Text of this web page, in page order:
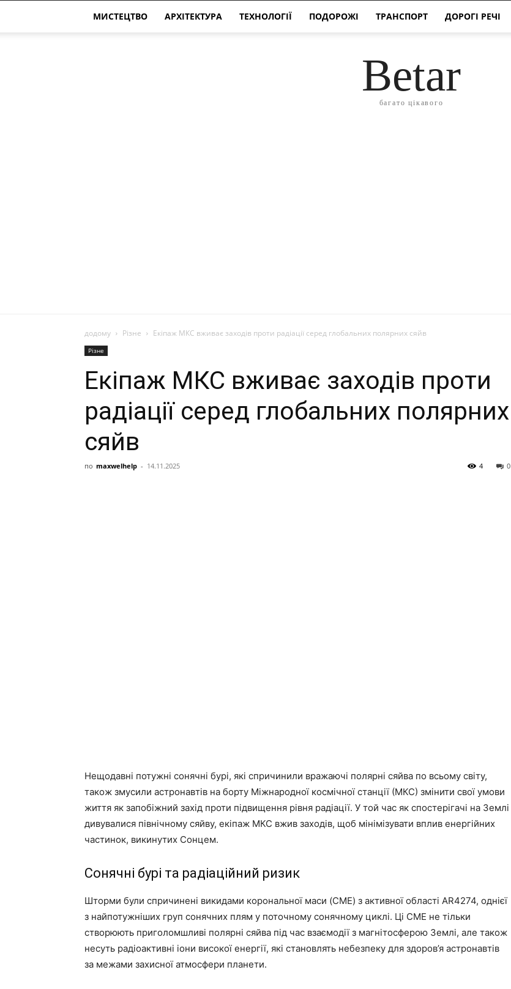
МИСТЕЦТВО АРХІТЕКТУРА ТЕХНОЛОГІЇ ПОДОРОЖІ ТРАНСПОРТ ДОРОГІ РЕЧІ
Betar
багато цікавого
додому Різне Екіпаж МКС вживає заходів проти радіації серед глобальних полярних сяйв
Різне
Екіпаж МКС вживає заходів проти
радіації серед глобальних полярних
сяйв
по maxwelhelp - 14.11.2025 0
4
Нещодавні потужні сонячні бурі, які спричинили вражаючі полярні сяйва по всьому світу,
також змусили астронавтів на борту Міжнародної космічної станції (МКС) змінити свої умови
життя як запобіжний захід проти підвищення рівня радіації. У той час як спостерігачі на Землі
дивувалися північному сяйву, екіпаж МКС вжив заходів, щоб мінімізувати вплив енергійних
частинок, викинутих Сонцем.
Сонячні бурі та радіаційний ризик
Шторми були спричинені викидами корональної маси (CME) з активної області AR4274, однієї
з найпотужніших груп сонячних плям у поточному сонячному циклі. Ці CME не тільки
створюють приголомшливі полярні сяйва під час взаємодії з магнітосферою Землі, але також
несуть радіоактивні іони високої енергії, які становлять небезпеку для здоров’я астронавтів
за межами захисної атмосфери планети.